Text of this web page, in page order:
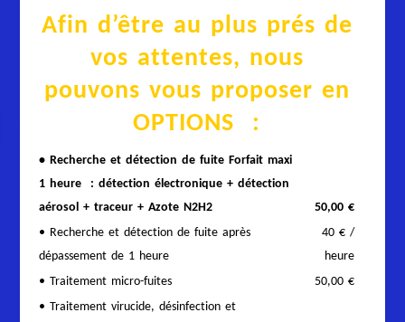
Afin d’être au plus prés de
vos attentes, nous
pouvons vous proposer en
OPTIONS :
• Recherche et détection de fuite Forfait maxi
1 heure : détection électronique + détection
aérosol + traceur + Azote N2H2
50,00 €
• Recherche et détection de fuite après
dépassement de 1 heure
40 € /
heure
• Traitement micro-fuites
50,00 €
• Traitement virucide, désinfection et